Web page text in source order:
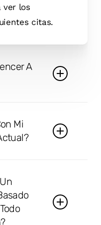
ver los
citas.
A
grupo de tres
que se
procesos y
Mi
sus
archivo .csv
de clics.